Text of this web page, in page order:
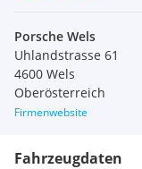
Porsche Wels
Uhlandstrasse 61
4600 Wels
Oberösterreich
Firmenwebsite
Fahrzeugdaten